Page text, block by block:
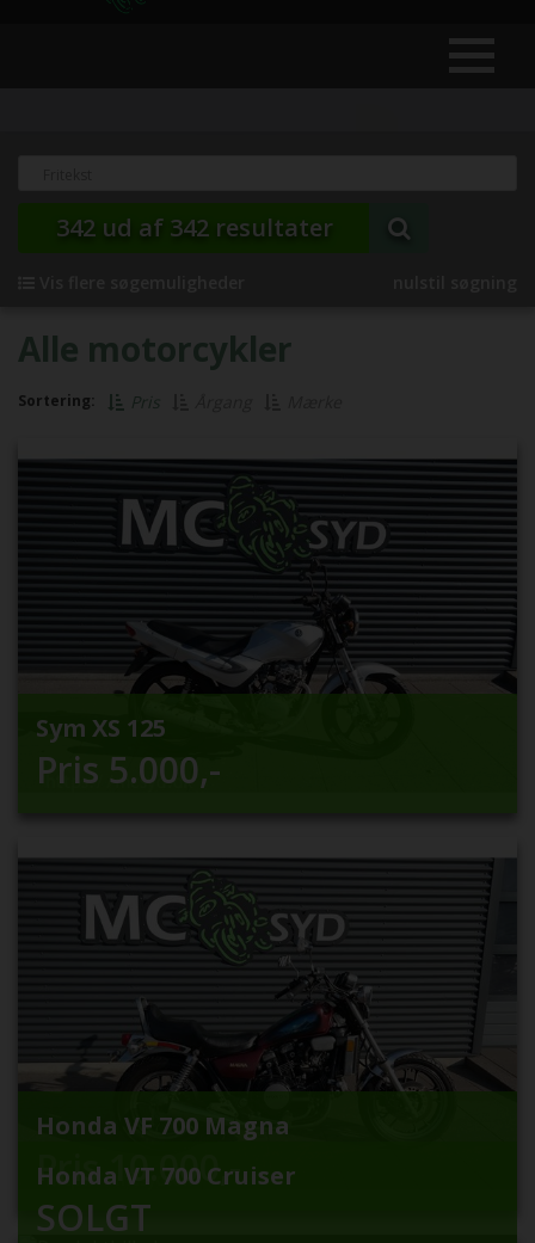
342ud af 342 resultater
Alle motorcykler
Sortering: Pris
Sym XS 125
Pris 5.000,-
Honda VF 700 Magna
Pris10.000,-
Honda VT 700 Cruiser
SOLGT